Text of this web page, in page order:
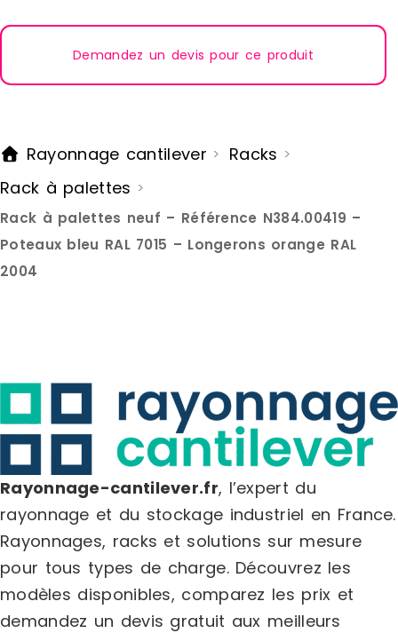
de
sécurité. Ce système est modulable
aussi bien
Hauteur :
cm
l’échelle
de la
80×120
de 110
éléments
goupilles
risque de
FINITION Peinte (poteaux bleus,
tablettes
Demandez un devis pour ce produit
Rayonnage cantilever > Racks >
Rack à palettes >
Rack à palettes neuf – Référence N384.00419 –
Poteaux bleu RAL 7015 – Longerons orange RAL
2004
Rayonnage-cantilever.fr, l’expert du
rayonnage et du stockage industriel en France.
Rayonnages, racks et solutions sur mesure
pour tous types de charge. Découvrez les
modèles disponibles, comparez les prix et
demandez un devis gratuit aux meilleurs